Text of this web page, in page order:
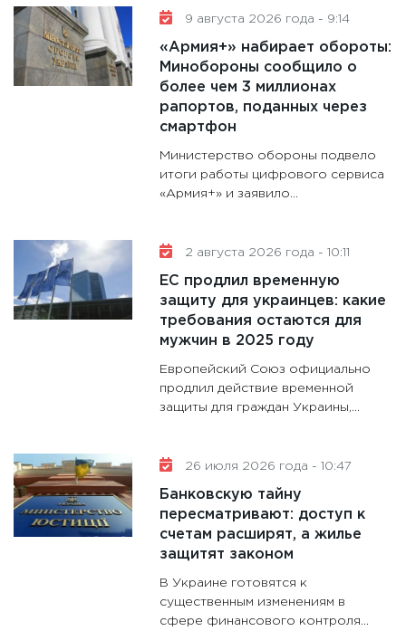
11:28
9 августа 2026 года - 9:14
«Армия+» набирает обороты:
Минобороны сообщило о
более чем 3 миллионах
рапортов, поданных через
смартфон
Министерство обороны подвело
итоги работы цифрового сервиса
«Армия+» и заявило...
2 августа 2026 года - 10:11
ЕС продлил временную
защиту для украинцев: какие
требования остаются для
мужчин в 2025 году
Европейский Союз официально
продлил действие временной
защиты для граждан Украины,...
26 июля 2026 года - 10:47
Банковскую тайну
пересматривают: доступ к
счетам расширят, а жилье
защитят законом
В Украине готовятся к
существенным изменениям в
сфере финансового контроля...